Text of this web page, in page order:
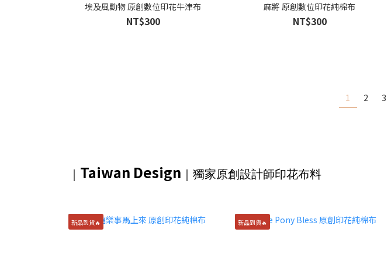
埃及風動物 原創數位印花牛津布
NT$300
麻將 原創數位印花純棉布
NT$300
1 2 3
｜ Taiwan Design ｜獨家原創設計師印花布料
新品到貨🔥 新品到貨🔥